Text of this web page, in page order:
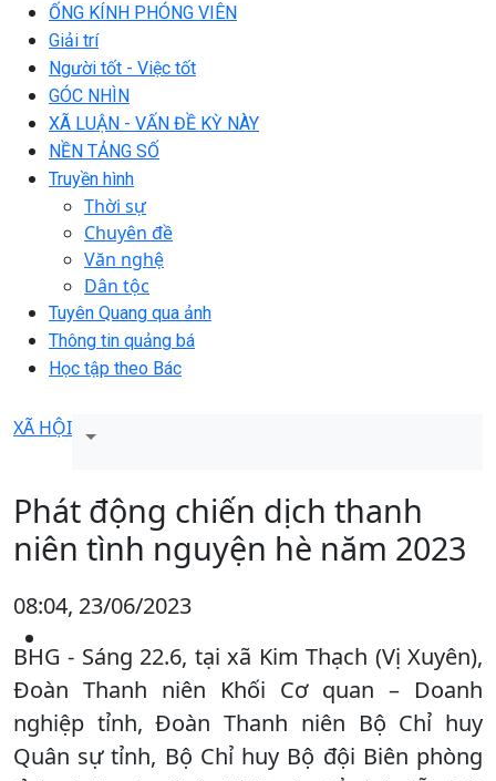
ỐNG KÍNH PHÓNG VIÊN
Giải trí
Người tốt - Việc tốt
GÓC NHÌN
XÃ LUẬN - VẤN ĐỀ KỲ NÀY
NỀN TẢNG SỐ
Truyền hình
Thời sự
Chuyên đề
Văn nghệ
Dân tộc
Tuyên Quang qua ảnh
Thông tin quảng bá
Học tập theo Bác
XÃ HỘI
Phát động chiến dịch thanh
niên tình nguyện hè năm 2023
08:04, 23/06/2023
BHG - Sáng 22.6, tại xã Kim Thạch (Vị Xuyên),
Đoàn Thanh niên Khối Cơ quan – Doanh
nghiệp tỉnh, Đoàn Thanh niên Bộ Chỉ huy
Quân sự tỉnh, Bộ Chỉ huy Bộ đội Biên phòng